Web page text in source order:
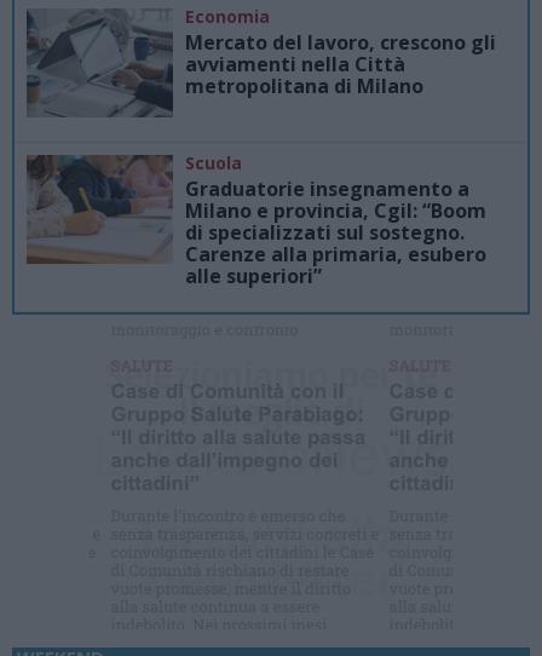
Economia
Mercato del lavoro, crescono gli
avviamenti nella Città
metropolitana di Milano
Scuola
Graduatorie insegnamento a
Milano e provincia, Cgil: “Boom
di specializzati sul sostegno.
Carenze alla primaria, esubero
alle superiori”